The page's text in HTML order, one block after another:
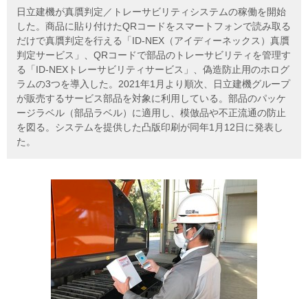
日立建機が真贋判定／トレーサビリティシステムの稼働を開始
した。商品に貼り付けたQRコードをスマートフォンで読み取る
だけで真贋判定を行える「ID-NEX（アイディーネックス）真贋
判定サービス」、QRコードで部品のトレーサビリティを管理す
る「ID-NEXトレーサビリティサービス」、偽造防止用のホログ
ラムの3つを導入した。2021年1月より順次、日立建機グループ
が販売するサービス部品を対象に利用している。部品のパッケ
ージラベル（部品ラベル）に適用し、模倣品や不正流通の防止
を図る。システムを提供した凸版印刷が同年1月12日に発表し
た。